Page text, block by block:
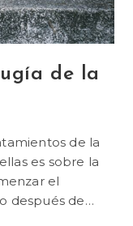
de la
de la
es sobre la
el
después de…